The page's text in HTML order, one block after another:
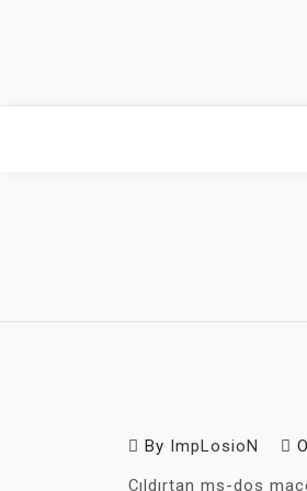
By ImpLosioN
Çıldırtan ms-dos